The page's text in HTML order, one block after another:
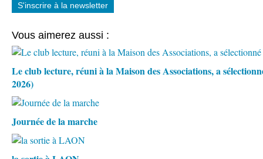
S'inscrire à la newsletter
Vous aimerez aussi :
Le club lecture, réuni à la Maison des Associations, a
2026)
Journée de la marche